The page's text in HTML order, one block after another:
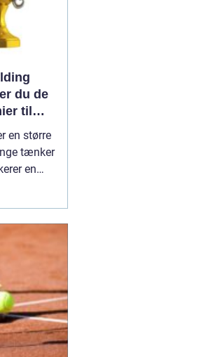
du de
til
en større
tænker
en
skaber
år. I og
er der et
præmier
...